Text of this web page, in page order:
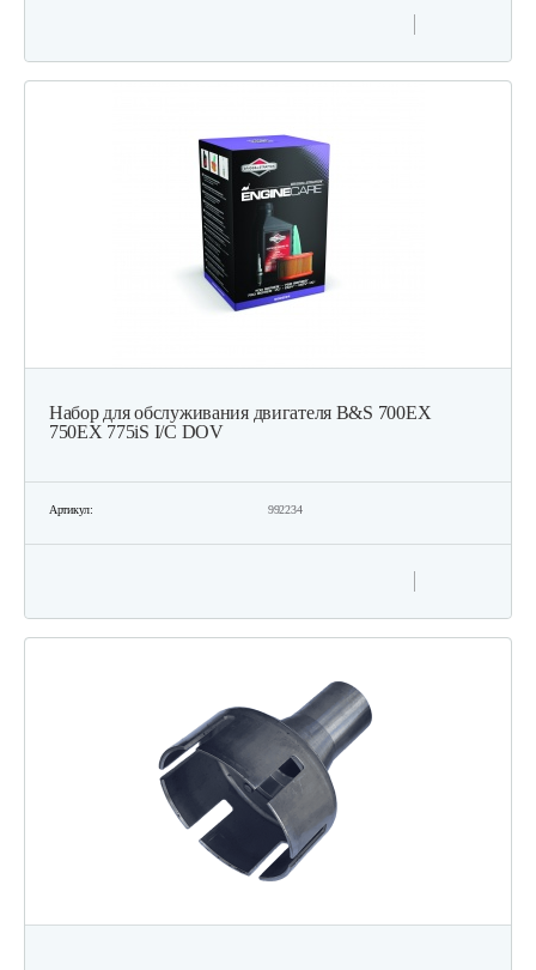
Набор для обслуживания двигателя B&S 700EX
750EX 775iS I/C DOV
Артикул: 992234